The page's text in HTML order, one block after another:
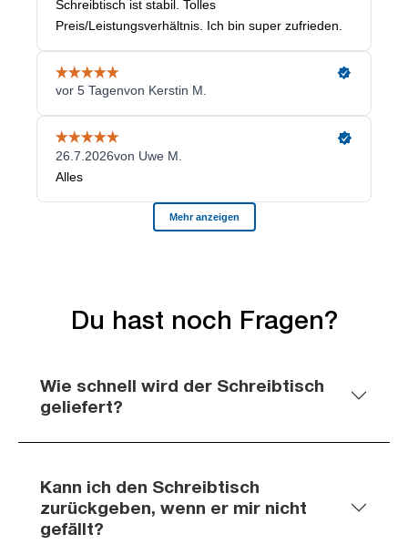
Du hast noch Fragen?
Wie schnell wird der Schreibtisch
geliefert?
Kann ich den Schreibtisch
zurückgeben, wenn er mir nicht
gefällt?